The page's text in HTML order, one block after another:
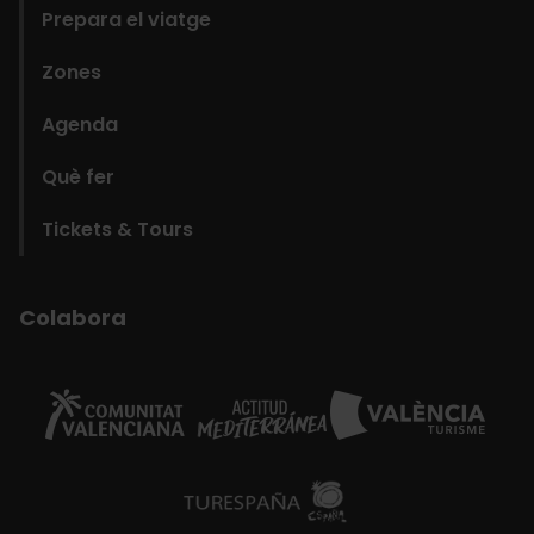
Prepara el viatge
Zones
Agenda
Què fer
Tickets & Tours
Colabora